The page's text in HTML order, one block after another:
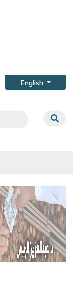
English